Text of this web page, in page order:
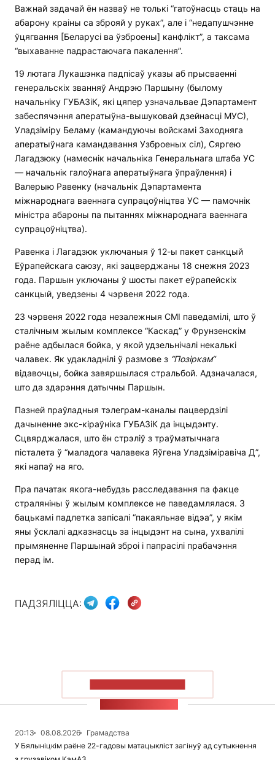
Важнай задачай ён назваў не толькі “гатоўнасць стаць на
абарону краіны са зброяй у руках”, але і “недапушчэнне
ўцягвання [Беларусі ва ўзброены] канфлікт”, а таксама
“выхаванне падрастаючага пакалення”.
19 лютага Лукашэнка падпісаў указы аб прысваенні
генеральскіх званняў Андрэю Паршыну (былому
начальніку ГУБАЗіК, які цяпер узначальвае Дэпартамент
забеспячэння аператыўна-вышуковай дзейнасці МУС),
Уладзіміру Беламу (камандуючы войскамі Заходняга
аператыўнага камандавання Узброеных сіл), Сяргею
Лагадзюку (намеснік начальніка Генеральнага штаба УС
— начальнік галоўнага аператыўнага ўпраўлення) і
Валерыю Равенку (начальнік Дэпартамента
міжнароднага ваеннага супрацоўніцтва УС — памочнік
міністра абароны па пытаннях міжнароднага ваеннага
супрацоўніцтва).
Равенка і Лагадзюк уключаныя ў 12-ы пакет санкцый
Еўрапейскага саюзу, які зацверджаны 18 снежня 2023
года. Паршын уключаны ў шосты пакет еўрапейскіх
санкцый, уведзены 4 чэрвеня 2022 года.
23 чэрвеня 2022 года незалежныя СМІ паведамілі, што ў
сталічным жылым комплексе “Каскад” у Фрунзенскім
раёне адбылася бойка, у якой удзельнічалі некалькі
чалавек. Як удакладнілі ў размове з “Позіркам“
відавочцы, бойка завяршылася стральбой. Адзначалася,
што да здарэння датычны Паршын.
Пазней праўладныя тэлеграм-каналы пацвердзілі
дачыненне экс-кіраўніка ГУБАЗіК да інцыдэнту.
Сцвярджалася, што ён стрэліў з траўматычнага
пісталета ў “маладога чалавека Яўгена Уладзіміравіча Д”,
які напаў на яго.
Пра пачатак якога-небудзь расследавання па факце
страляніны ў жылым комплексе не паведамлялася. З
бацькамі падлетка запісалі “пакаяльнае відэа”, у якім
яны ўсклалі адказнасць за інцыдэнт на сына, ухвалілі
прымяненне Паршынай зброі і папрасілі прабачэння
перад ім.
ПАДЗЯЛІЦЦА:
20:13 08.08.2026
Грамадства
У Бялыніцкім раёне 22-гадовы матацыкліст загінуў ад сутыкнення